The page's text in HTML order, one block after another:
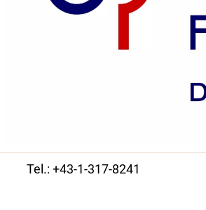
Tel.: +43-1-317-8241